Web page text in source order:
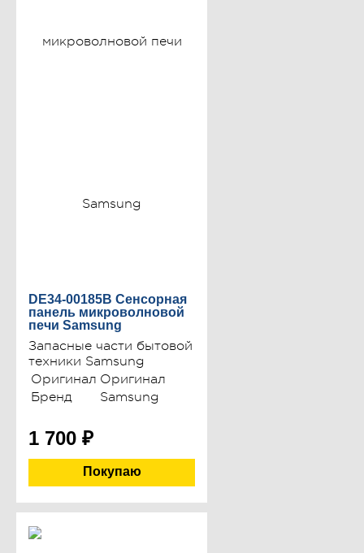
DE34-00185B Сенсорная
панель микроволновой
печи Samsung
Запасные части бытовой
техники Samsung
Оригинал Оригинал
Бренд
Samsung
1 700 ₽